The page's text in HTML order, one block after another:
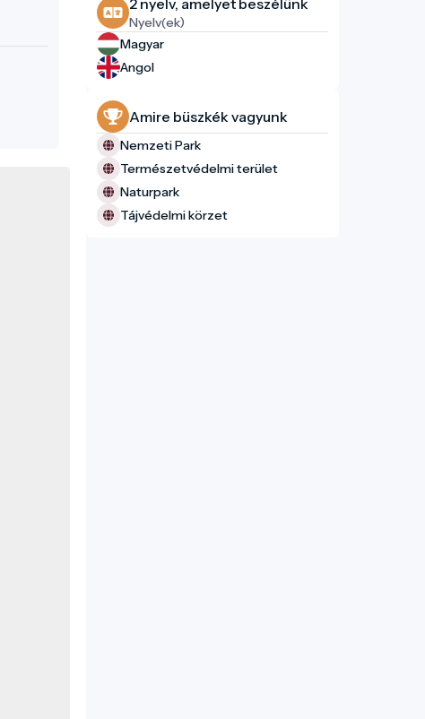
2 nyelv, amelyet beszélünk
Nyelv(ek)
Magyar
Angol
Amire büszkék vagyunk
Nemzeti Park
Természetvédelmi terület
Naturpark
Tájvédelmi körzet